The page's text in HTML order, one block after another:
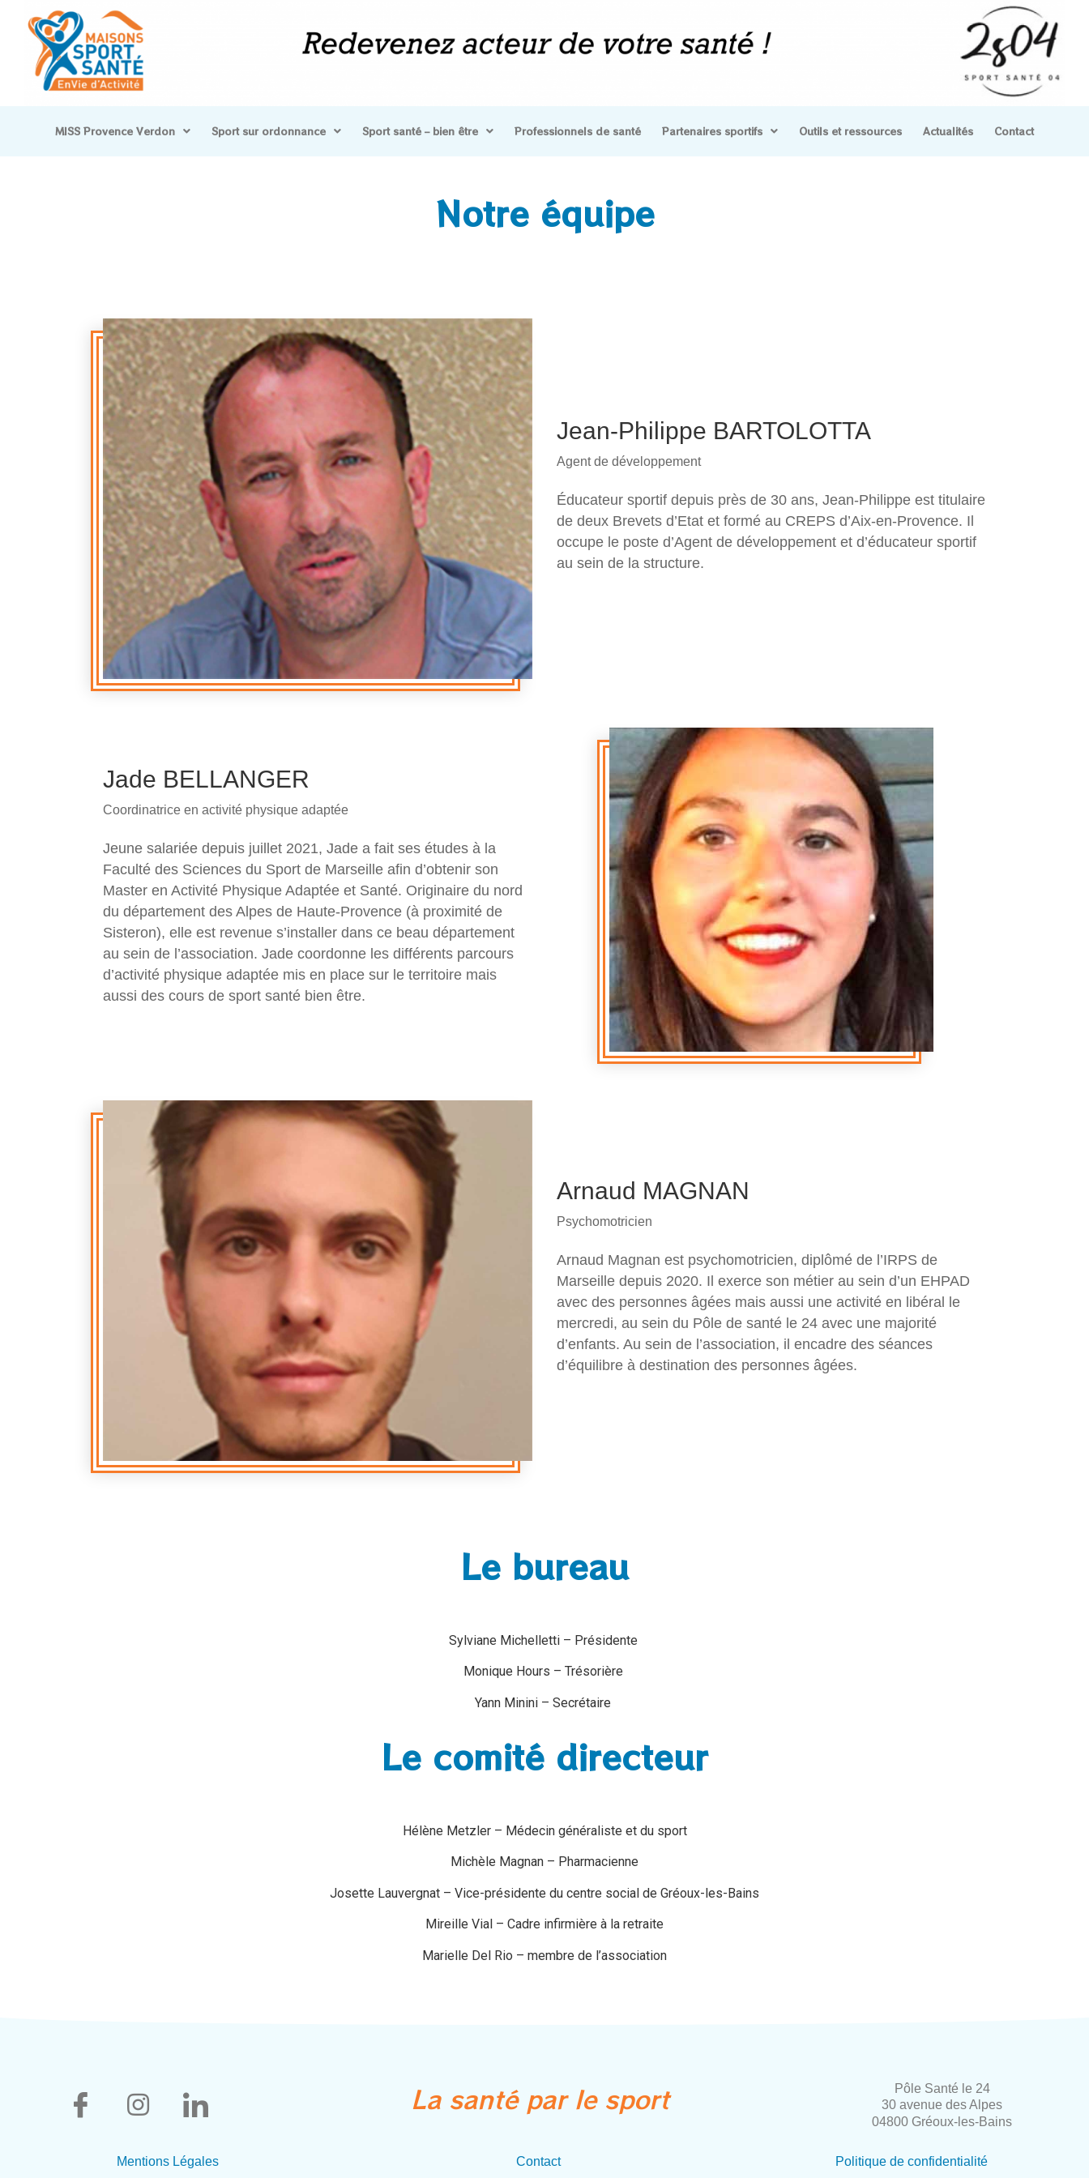
MISS Provence Verdon Sport sur ordonnance Sport santé – bien être Professionnels de santé Partenaires sportifs Outils et ressources Actualités Contact
Notre équipe
Jean-Philippe BARTOLOTTA
Agent de développement
Éducateur sportif depuis près de 30 ans, Jean-Philippe est titulaire
de deux Brevets d’Etat et formé au CREPS d’Aix-en-Provence. Il
occupe le poste d’Agent de développement et d’éducateur sportif
au sein de la structure.
Jade BELLANGER
Coordinatrice en activité physique adaptée
Jeune salariée depuis juillet 2021, Jade a fait ses études à la
Faculté des Sciences du Sport de Marseille afin d’obtenir son
Master en Activité Physique Adaptée et Santé. Originaire du nord
du département des Alpes de Haute-Provence (à proximité de
Sisteron), elle est revenue s’installer dans ce beau département
au sein de l’association. Jade coordonne les différents parcours
d’activité physique adaptée mis en place sur le territoire mais
aussi des cours de sport santé bien être.
Arnaud MAGNAN
Psychomotricien
Arnaud Magnan est psychomotricien, diplômé de l’IRPS de
Marseille depuis 2020. Il exerce son métier au sein d’un EHPAD
avec des personnes âgées mais aussi une activité en libéral le
mercredi, au sein du Pôle de santé le 24 avec une majorité
d’enfants. Au sein de l’association, il encadre des séances
d’équilibre à destination des personnes âgées.
Le bureau
Sylviane Michelletti – Présidente
Monique Hours – Trésorière
Yann Minini – Secrétaire
Le comité directeur
Hélène Metzler – Médecin généraliste et du sport
Michèle Magnan – Pharmacienne
Josette Lauvergnat – Vice-présidente du centre social de Gréoux-les-Bains
Mireille Vial – Cadre infirmière à la retraite
Marielle Del Rio – membre de l’association
La santé par le sport
Pôle Santé le 24
30 avenue des Alpes
04800 Gréoux-les-Bains
Mentions Légales Contact Politique de confidentialité